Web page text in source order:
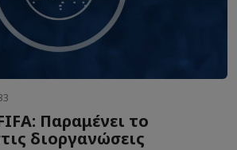
Παραμένει το
διοργανώσεις